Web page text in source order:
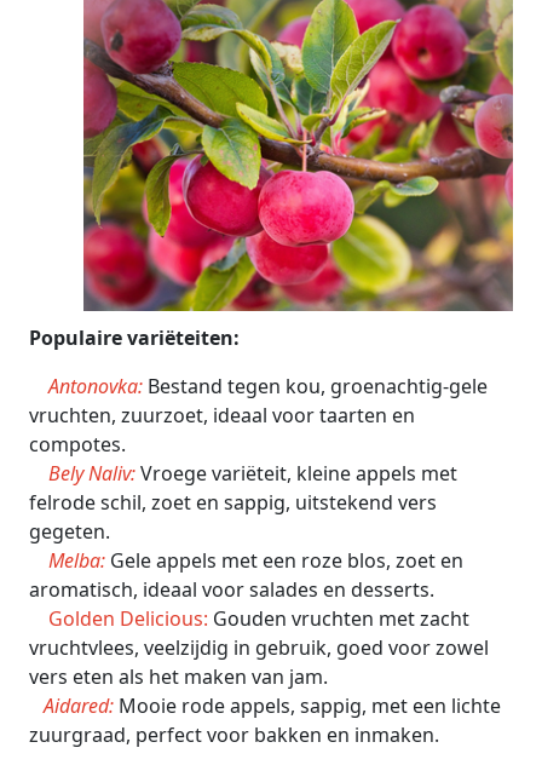
Populaire variëteiten:
Antonovka: Bestand tegen kou, groenachtig-gele
vruchten, zuurzoet, ideaal voor taarten en
compotes.
Bely Naliv:Vroege variëteit, kleine appels met
felrode schil, zoet en sappig, uitstekend vers
gegeten.
Melba: Gele appels met een roze blos, zoet en
aromatisch, ideaal voor salades en desserts.
Golden Delicious: Gouden vruchten met zacht
vruchtvlees, veelzijdig in gebruik, goed voor zowel
vers eten als het maken van jam.
Aidared: Mooie rode appels, sappig, met een lichte
zuurgraad, perfect voor bakken en inmaken.